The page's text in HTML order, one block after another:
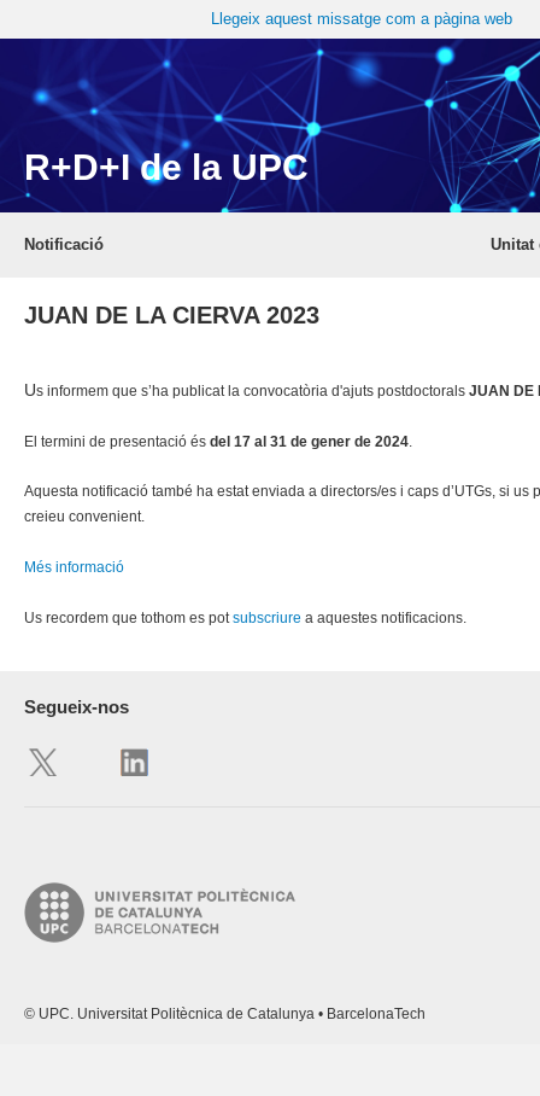
Llegeix aquest missatge com a pàgina web
R+D+I de la UPC
Notificació Unitat
JUAN DE LA CIERVA 2023
Us informem que s’ha publicat la convocatòria d'ajuts postdoctorals JUAN DE
El termini de presentació és del 17 al 31 de gener de 2024.
Aquesta notificació també ha estat enviada a directors/es i caps d’UTGs, si us
creieu convenient.
Més informació
Us recordem que tothom es potsubscriure a aquestes notificacions.
Segueix-nos
© UPC. Universitat Politècnica de Catalunya • BarcelonaTech